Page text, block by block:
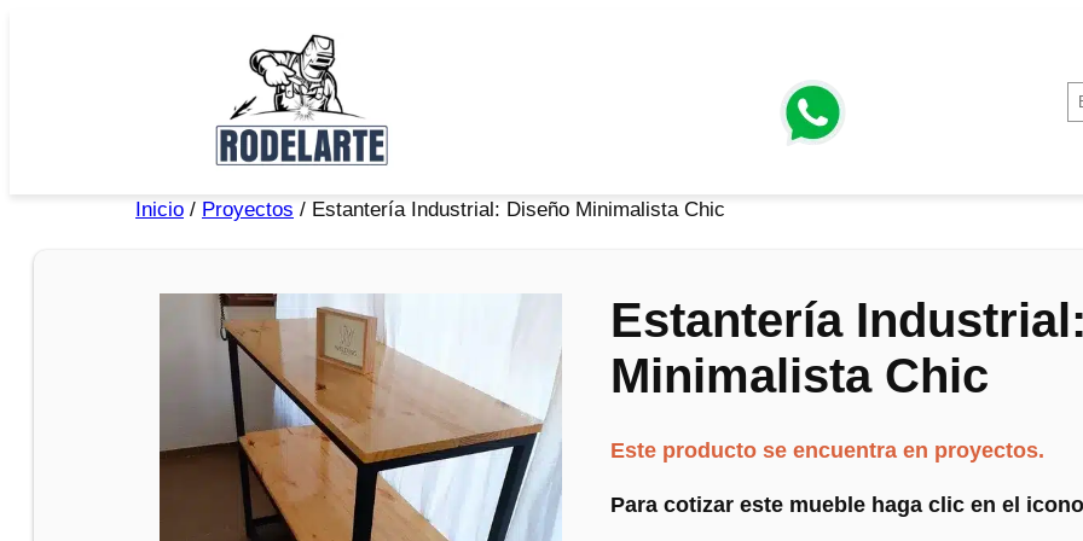
Inicio / Proyectos / Estantería Industrial: Diseño Minimalista Chic
Estantería
Minimalista Chic
Este producto se encuentra en proyectos.
Para cotizar este mueble haga clic en el